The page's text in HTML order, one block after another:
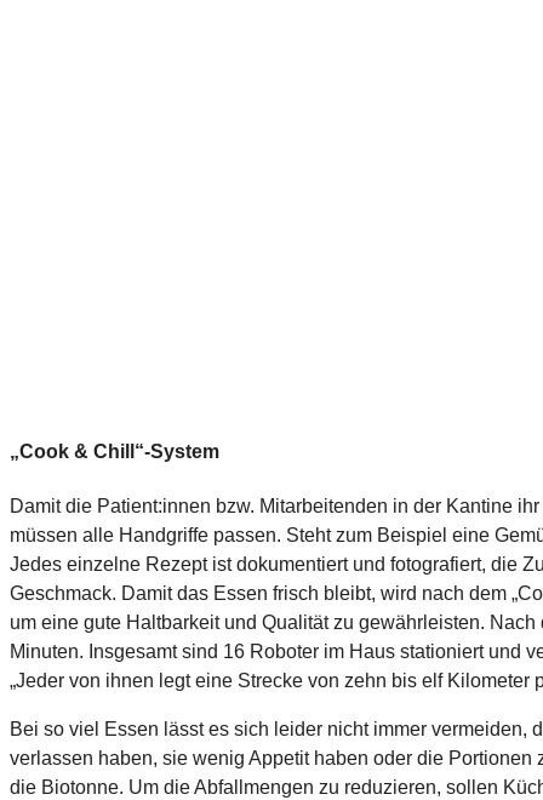
„Cook & Chill“-System
Damit die Patient:innen bzw. Mitarbeitenden in der Kantine
müssen alle Handgriffe passen. Steht zum Beispiel eine
Jedes einzelne Rezept ist dokumentiert und fotografiert, die
Geschmack. Damit das Essen frisch bleibt, wird nach dem
um eine gute Haltbarkeit und Qualität zu gewährleisten.
Minuten. Insgesamt sind 16 Roboter im Haus stationiert und
„Jeder von ihnen legt eine Strecke von zehn bis elf Kilometer
Bei so viel Essen lässt es sich leider nicht immer
verlassen haben, sie wenig Appetit haben oder die
die Biotonne. Um die Abfallmengen zu reduzieren, sollen